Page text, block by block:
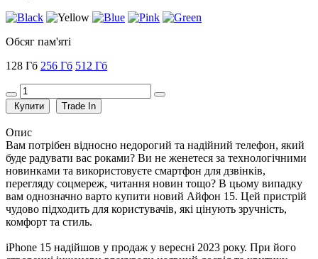
Обсяг пам'яті
128 Гб 256 Гб 512 Гб
Купити Trade In
Опис
Вам потрібен відносно недорогий та надійний телефон, який
буде радувати вас роками? Ви не женетеся за технологічними
новинками та використовуєте смартфон для дзвінків,
перегляду соцмереж, читання новин тощо? В цьому випадку
вам однозначно варто купити новий Айфон 15. Цей пристрій
чудово підходить для користувачів, які цінують зручність,
комфорт та стиль.
iPhone 15 надійшов у продаж у вересні 2023 року. При його